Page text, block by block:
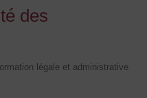
des
légale et administrative